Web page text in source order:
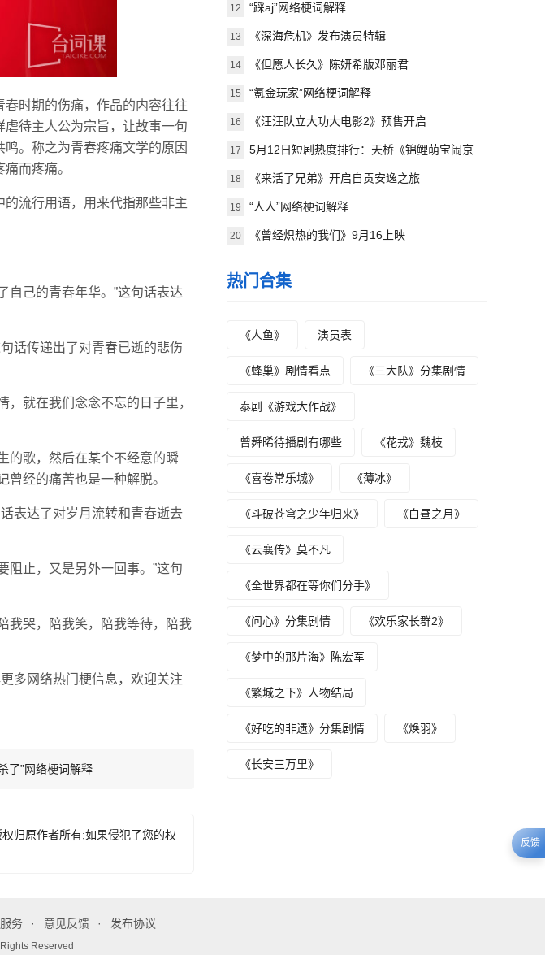
时期的伤痛，作品的内容往往
待主人公为宗旨，让故事一句
。称之为青春疼痛文学的原因
而疼痛。
流行用语，用来代指那些非主
自己的青春年华。”这句话表达
话传递出了对青春已逝的悲伤
就在我们念念不忘的日子里，
的歌，然后在某个不经意的瞬
经的痛苦也是一种解脱。
表达了对岁月流转和青春逝去
阻止，又是另外一回事。”这句
我哭，陪我笑，陪我等待，陪我
多网络热门梗信息，欢迎关注
了”网络梗词解释
归原作者所有;如果侵犯了您的权
第一
12 “踩aj”网络梗词解释
13 《深海危机》发布演员特辑
14 《但愿人长久》陈妍希版邓丽君
15 “氪金玩家”网络梗词解释
16 《汪汪队立大功大电影2》预售开启
17 5月12日短剧热度排行：天桥《锦鲤萌宝闹京
都》登顶第一
18 《来活了兄弟》开启自贡安逸之旅
19 “人人”网络梗词解释
20 《曾经炽热的我们》9月16上映
热门合集
《人鱼》 演员表
《蜂巢》剧情看点 《三大队》分集剧情
泰剧《游戏大作战》
曾舜晞待播剧有哪些 《花戎》魏枝
《喜卷常乐城》 《薄冰》
《斗破苍穹之少年归来》 《白昼之月》
《云襄传》莫不凡
《全世界都在等你们分手》
《问心》分集剧情 《欢乐家长群2》
《梦中的那片海》陈宏军
《繁城之下》人物结局
《好吃的非遗》分集剧情 《焕羽》
《长安三万里》
务 意见反馈 发布协议
Reserved
反馈